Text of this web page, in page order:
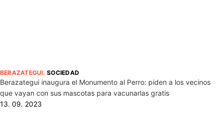
BERAZATEGUI.SOCIEDAD
Berazategui inaugura el Monumento al Perro: piden a los vecinos
que vayan con sus mascotas para vacunarlas gratis
13. 09. 2023